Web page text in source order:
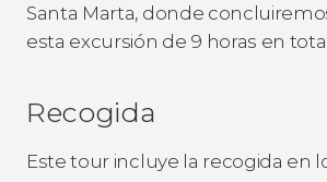
Santa Marta, donde
esta excursión de 9 horas en
Recogida
Este tour incluye la recogida en